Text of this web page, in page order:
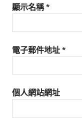
顯示名稱*
電子郵件地址 *
個人網站網址